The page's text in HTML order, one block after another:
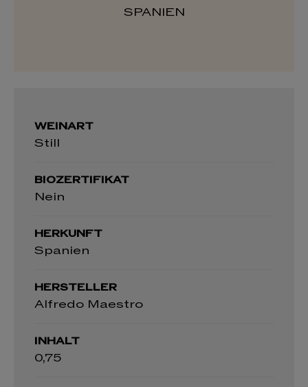
WEINART
Still
BIOZERTIFIKAT
Nein
HERKUNFT
Spanien
HERSTELLER
Alfredo Maestro
INHALT
0,75
SPANIEN